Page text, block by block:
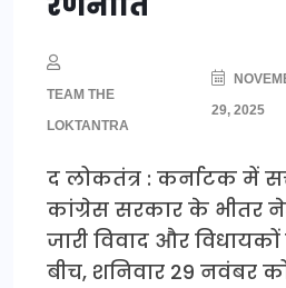
TEAM THE
LOKTANTRA
29, 2025
द लोकतंत्र : कर्नाटक में
कांग्रेस सरकार के भीतर
जारी विवाद और
बीच, शनिवार 29 नवंबर